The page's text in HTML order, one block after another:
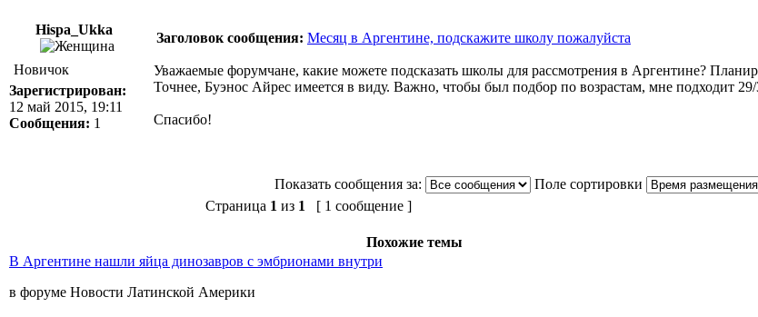
Hispa_Ukka
Заголовок сообщения: Месяц в Аргентине, подскажите школу пожалуйста
Новичок
Зарегистрирован:
12 май 2015, 19:11
Сообщения: 1
Уважаемые форумчане, какие можете подсказать школы для рассмотрения в Аргентине?
Точнее, Буэнос Айрес имеется в виду. Важно, чтобы был подбор по возрастам, мне подходит
Спасибо!
Показать сообщения за:
Поле сортировки
Страница 1 из 1 [ 1 сообщение ]
Похожие темы
В Аргентине нашли яйца динозавров с эмбрионами внутри
в форуме Новости Латинской Америки